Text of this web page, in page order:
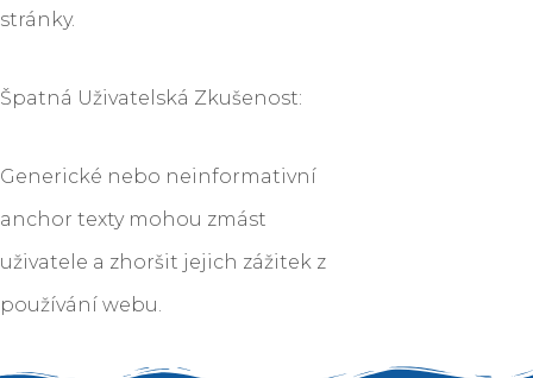
stránky.
Špatná Uživatelská Zkušenost:
Generické nebo neinformativní
anchor texty mohou zmást
uživatele a zhoršit jejich zážitek z
používání webu.